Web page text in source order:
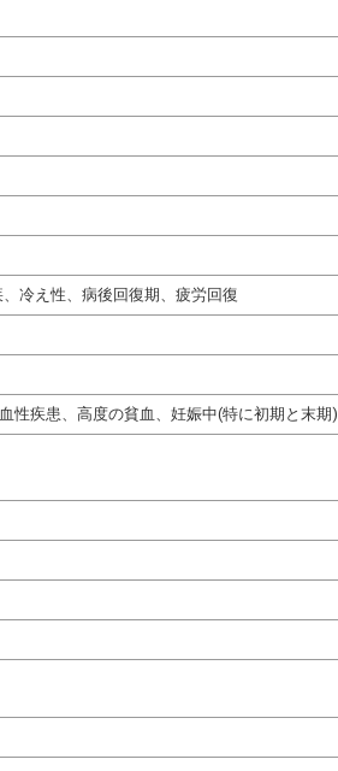
冷え性、病後回復期、疲労回復
性疾患、高度の貧血、妊娠中(特に初期と末期)